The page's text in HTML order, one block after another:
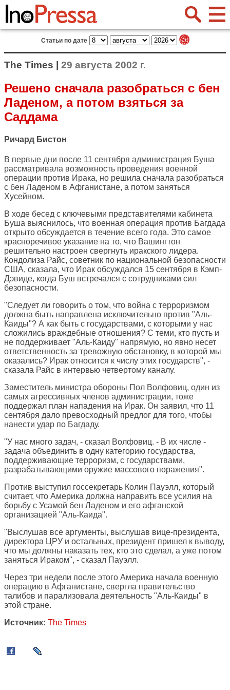
Статьи по дате
The Times | 29 августа 2002 г.
Решено сначала разобраться с бен
Ладеном, а потом взяться за
Саддама
Ричард Бистон
В первые дни после 11 сентября администрация Буша
рассматривала возможность проведения военной
операции против Ирака, но решила сначала разобраться
с бен Ладеном в Афганистане, а потом заняться
Хусейном.
В ходе бесед с ключевыми представителями кабинета
Буша выяснилось, что военная операция против Багдада
открыто обсуждается в течение всего года. Это самое
красноречивое указание на то, что Вашингтон
решительно настроен свергнуть иракского лидера.
Кондолиза Райс, советник по национальной безопасности
США, сказала, что Ирак обсуждался 15 сентября в Кэмп-
Дэвиде, когда Буш встречался с сотрудниками сил
безопасности.
"Следует ли говорить о том, что война с терроризмом
должна быть направлена исключительно против "Аль-
Каиды"? А как быть с государствами, с которыми у нас
сложились враждебные отношения? С теми, кто пусть и
не поддерживает "Аль-Каиду" напрямую, но явно несет
ответственность за тревожную обстановку, в которой мы
оказались? Ирак относится к числу этих государств", -
сказала Райс в интервью четвертому каналу.
Заместитель министра обороны Пол Волфовиц, один из
самых агрессивных членов администрации, тоже
поддержал план нападения на Ирак. Он заявил, что 11
сентября дало превосходный предлог для того, чтобы
нанести удар по Багдаду.
"У нас много задач, - сказал Волфовиц. - В их числе -
задача объединить в одну категорию государства,
поддерживающие терроризм, с государствами,
разрабатывающими оружие массового поражения".
Против выступил госсекретарь Колин Пауэлл, который
считает, что Америка должна направить все усилия на
борьбу с Усамой бен Ладеном и его афганской
организацией "Аль-Каида".
"Выслушав все аргументы, выслушав вице-президента,
директора ЦРУ и остальных, президент пришел к выводу,
что мы должны наказать тех, кто это сделал, а уже потом
заняться Ираком", - сказал Пауэлл.
Через три недели после этого Америка начала военную
операцию в Афганистане, свергла правительство
талибов и парализовала деятельность "Аль-Каиды" в
этой стране.
Источник: The Times